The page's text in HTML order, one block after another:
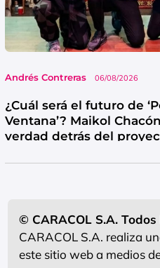
Andrés Contreras 06/08/2026
¿Cuál será el futuro de
Ventana’? Maikol
verdad detrás del
© CARACOL S.A.
CARACOL S.A. realiza
este sitio web a medios